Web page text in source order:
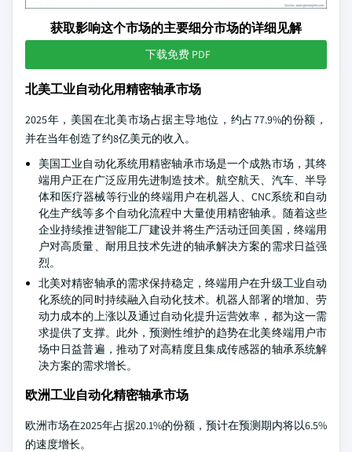
获取影响这个市场的主要细分市场的详细见解
下载免费 PDF
北美工业自动化用精密轴承市场
2025年，美国在北美市场占据主导地位，约占77.9%的份额，
并在当年创造了约8亿美元的收入。
美国工业自动化系统用精密轴承市场是一个成熟市场，其终
端用户正在广泛应用先进制造技术。航空航天、汽车、半导
体和医疗器械等行业的终端用户在机器人、CNC系统和自动
化生产线等多个自动化流程中大量使用精密轴承。随着这些
企业持续推进智能工厂建设并将生产活动迁回美国，终端用
户对高质量、耐用且技术先进的轴承解决方案的需求日益强
烈。
北美对精密轴承的需求保持稳定，终端用户在升级工业自动
化系统的同时持续融入自动化技术。机器人部署的增加、劳
动力成本的上涨以及通过自动化提升运营效率，都为这一需
求提供了支撑。此外，预测性维护的趋势在北美终端用户市
场中日益普遍，推动了对高精度且集成传感器的轴承系统解
决方案的需求增长。
欧洲工业自动化精密轴承市场
欧洲市场在2025年占据20.1%的份额，预计在预测期内将以6.5%
的速度增长。